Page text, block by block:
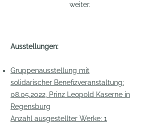
weiter.
Ausstellungen:
Gruppenausstellung mit
solidarischer Benefizveranstaltung:
08.05.2022 , Prinz Leopold Kaserne in
Regensburg
Anzahl ausgestellter Werke: 1